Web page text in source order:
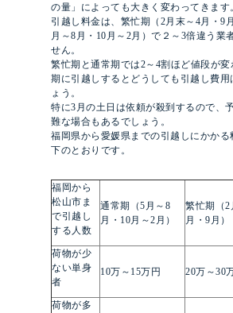
の量」によっても大きく変わってきます
引越し料金は、繁忙期（2月末～4月・9
月～8月・10月～2月）で２～3倍違う業
せん。
繁忙期と通常期では2～4割ほど値段が
期に引越しするとどうしても引越し費用
ょう。
特に3月の土日は依頼が殺到するので、
難な場合もあるでしょう。
福岡県から愛媛県までの引越しにかかる
下のとおりです。
福岡から
松山市ま
で引越し
する人数
通常期（5月～8
月・10月～2月）
繁忙期（2
月・9月）
荷物が少
ない単身
者
10万～15万円 20万～30
荷物が多